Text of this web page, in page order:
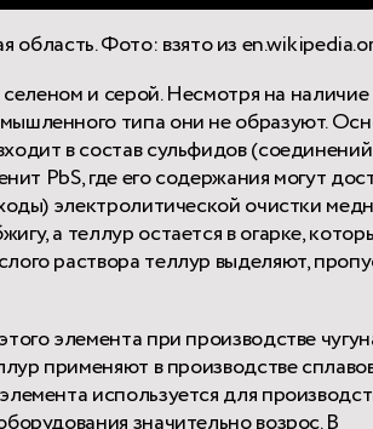
область. Фото: взято из
и серой. Несмотря на наличие
типа они не образуют.
в состав сульфидов
PbS, где его содержания могут
электролитической очистки
а теллур остается в огарке,
раствора теллур выделяют,
элемента при производстве
применяют в производстве
используется для